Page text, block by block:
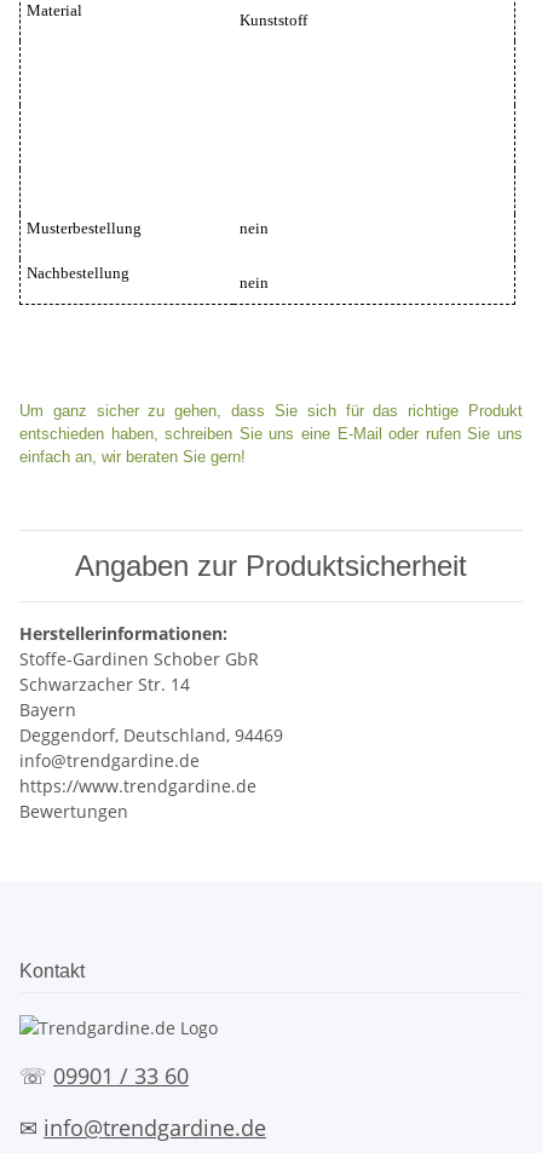
Material
Kunststoff
Musterbestellung nein
Nachbestellung
nein
Um ganz sicher zu gehen, dass Sie sich für das richtige Produkt
entschieden haben, schreiben Sie uns eine E-Mail oder rufen Sie uns
einfach an, wir beraten Sie gern!
Angaben zur Produktsicherheit
Herstellerinformationen:
Stoffe-Gardinen Schober GbR
Schwarzacher Str. 14
Bayern
Deggendorf, Deutschland, 94469
info@trendgardine.de
https://www.trendgardine.de
Bewertungen
Kontakt
☏ 09901 / 33 60
✉ info@trendgardine.de